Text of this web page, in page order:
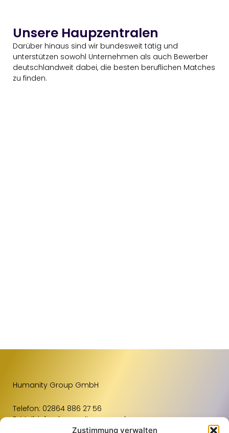
Zustimmung verwalten
Unsere Haupzentralen
Darüber hinaus sind wir bundesweit tätig und
unterstützen sowohl Unternehmen als auch Bewerber
deutschlandweit dabei, die besten beruflichen Matches
zu finden.
Humanity Group GmbH
Telefon: 02864 886 27 56
E-Mail:info@humanity-group.de